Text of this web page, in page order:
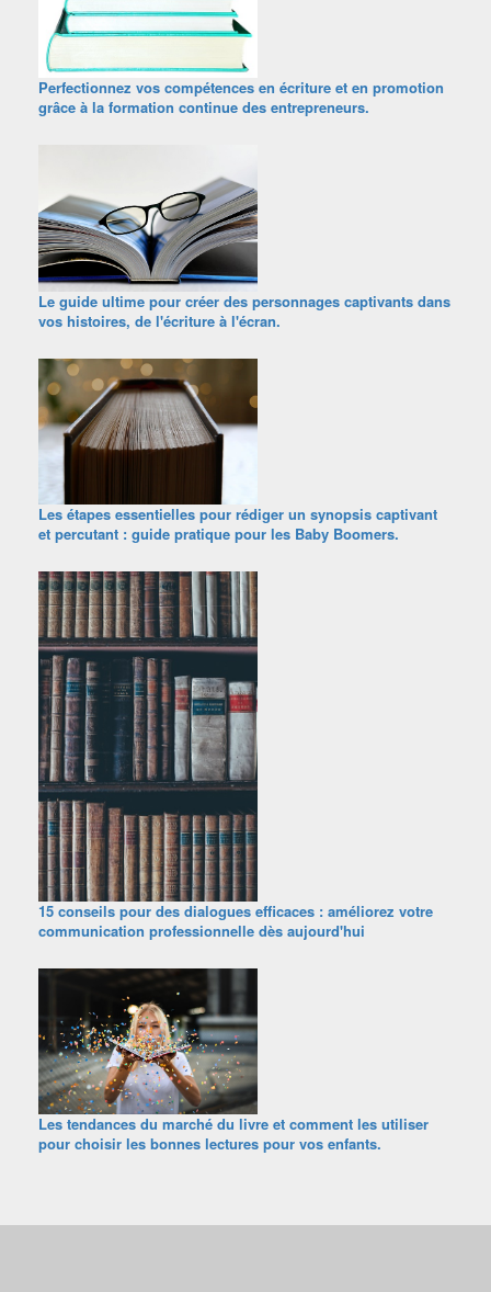
Perfectionnez vos compétences en écriture et en promotion
grâce à la formation continue des entrepreneurs.
Le guide ultime pour créer des personnages captivants dans
vos histoires, de l'écriture à l'écran.
Les étapes essentielles pour rédiger un synopsis captivant
et percutant : guide pratique pour les Baby Boomers.
15 conseils pour des dialogues efficaces : améliorez votre
communication professionnelle dès aujourd'hui
Les tendances du marché du livre et comment les utiliser
pour choisir les bonnes lectures pour vos enfants.